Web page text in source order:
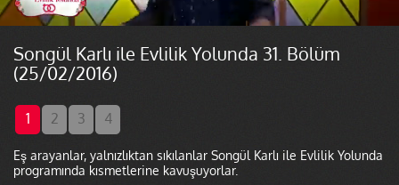
Songül Karlı ile Evlilik Yolunda 31. Bölüm
(25/02/2016)
1 2 3 4
Eş arayanlar, yalnızlıktan sıkılanlar Songül Karlı ile Evlilik Yolunda
programında kısmetlerine kavuşuyorlar.